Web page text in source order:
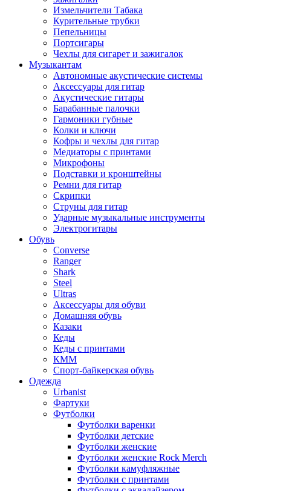
Измельчители Табака
Курительные трубки
Пепельницы
Портсигары
Чехлы для сигарет и зажигалок
Музыкантам
Автономные акустические системы
Аксессуары для гитар
Акустические гитары
Барабанные палочки
Гармоники губные
Колки и ключи
Кофры и чехлы для гитар
Медиаторы с принтами
Микрофоны
Подставки и кронштейны
Ремни для гитар
Скрипки
Струны для гитар
Ударные музыкальные инструменты
Электрогитары
Обувь
Converse
Ranger
Shark
Steel
Ultras
Аксессуары для обуви
Домашняя обувь
Казаки
Кеды
Кеды с принтами
КММ
Спорт-байкерская обувь
Одежда
Urbanist
Фартуки
Футболки
Футболки варенки
Футболки детские
Футболки женские
Футболки женские Rock Merch
Футболки камуфляжные
Футболки с принтами